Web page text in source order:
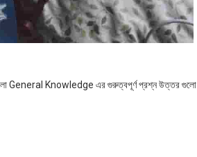
General Knowledge এর গুরুত্বপূর্ণ প্রশ্ন উত্তর গুলো